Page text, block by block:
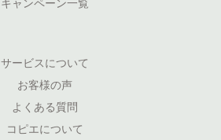
サービスについて
お客様の声
よくある質問
コピエについて